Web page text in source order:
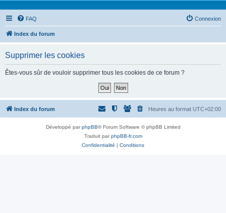
FAQ Connexion
Index du forum
Supprimer les cookies
Êtes-vous sûr de vouloir supprimer tous les cookies de ce forum ?
Index du forum Heures au format UTC+02:00
Développé parphpBB® Forum Software © phpBB Limited
Traduit parphpBB-fr.com
Confidentialité | Conditions